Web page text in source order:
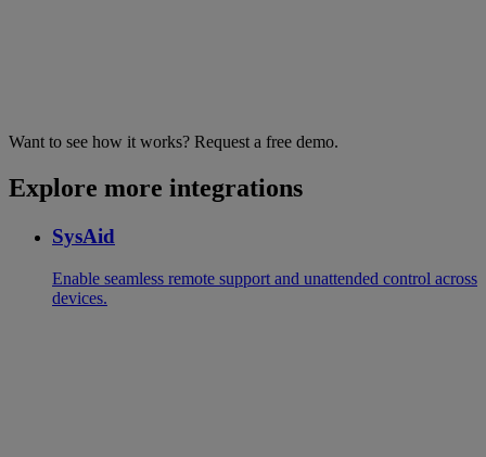
Want to see how it works? Request a free demo.
Explore more integrations
SysAid
Enable seamless remote support and unattended control across
devices.